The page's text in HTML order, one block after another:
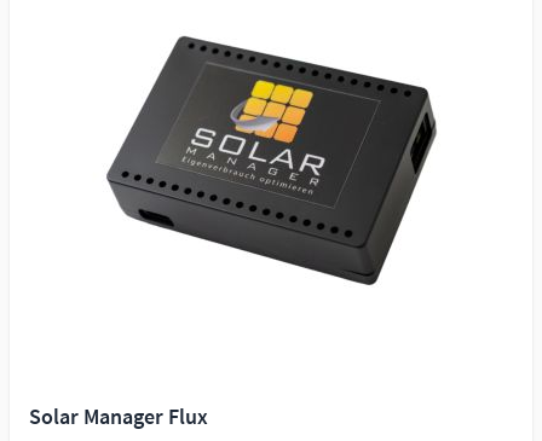
Solar Manager Flux